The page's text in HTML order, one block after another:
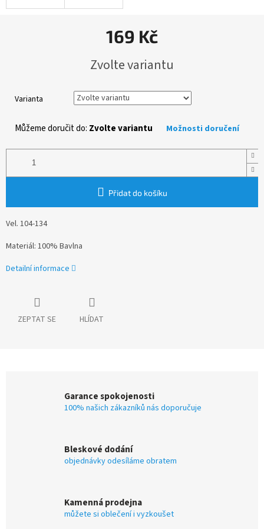
169 Kč
cena:
Zvolte variantu
Varianta
Můžeme doručit do: Zvolte variantu Možnosti doručení
Přidat do košíku
Vel. 104-134
Materiál: 100% Bavlna
Detailní informace
ZEPTAT SE HLÍDAT
Garance spokojenosti
100% našich zákazníků nás doporučuje
Bleskové dodání
objednávky odesíláme obratem
Kamenná prodejna
můžete si oblečení i vyzkoušet